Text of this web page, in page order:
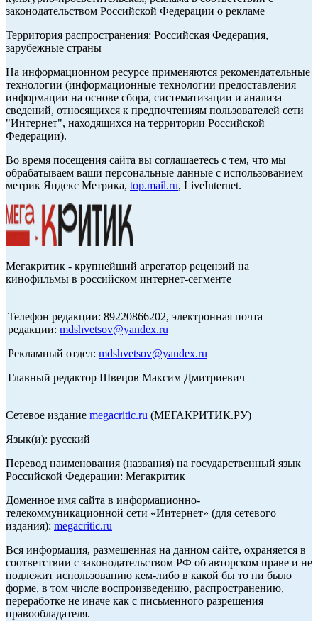
законодательством Российской Федерации о рекламе
Территория распространения: Российская Федерация,
зарубежные страны
На информационном ресурсе применяются рекомендательные
технологии (информационные технологии предоставления
информации на основе сбора, систематизации и анализа
сведений, относящихся к предпочтениям пользователей сети
"Интернет", находящихся на территории Российской
Федерации).
Во время посещения сайта вы соглашаетесь с тем, что мы
обрабатываем ваши персональные данные с использованием
метрик Яндекс Метрика, top.mail.ru, LiveInternet.
Мегакритик - крупнейший агрегатор рецензий на
кинофильмы в российском интернет-сегменте
Телефон редакции: 89220866202, электронная почта
редакции: mdshvetsov@yandex.ru
Рекламный отдел: mdshvetsov@yandex.ru
Главный редактор Швецов Максим Дмитриевич
Сетевое издание megacritic.ru (МЕГАКРИТИК.РУ)
Язык(и): русский
Перевод наименования (названия) на государственный язык
Российской Федерации: Мегакритик
Доменное имя сайта в информационно-
телекоммуникационной сети «Интернет» (для сетевого
издания): megacritic.ru
Вся информация, размещенная на данном сайте, охраняется в
соответствии с законодательством РФ об авторском праве и не
подлежит использованию кем-либо в какой бы то ни было
форме, в том числе воспроизведению, распространению,
переработке не иначе как с письменного разрешения
правообладателя.